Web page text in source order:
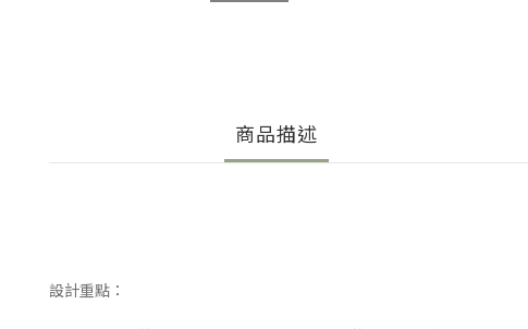
商品描述
設計重點：